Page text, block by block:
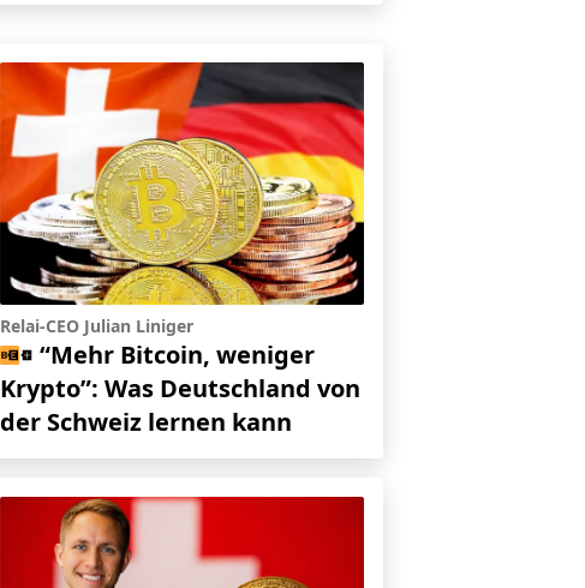
Relai-CEO Julian Liniger
“Mehr Bitcoin, weniger
Krypto”: Was Deutschland von
der Schweiz lernen kann